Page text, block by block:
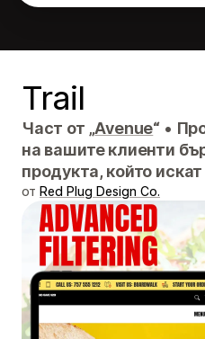
Trail
Част от „Avenue“ •
на вашите клиенти
продукта, който искат
от Red Plug Design Co.